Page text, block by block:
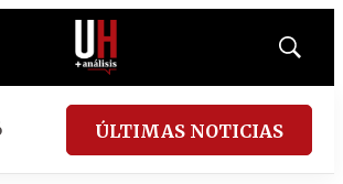
Mostrar
ÚLTIMAS NOTICIAS